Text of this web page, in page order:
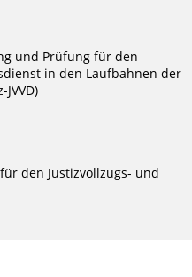
und Prüfung für den
in den Laufbahnen der
den Justizvollzugs- und